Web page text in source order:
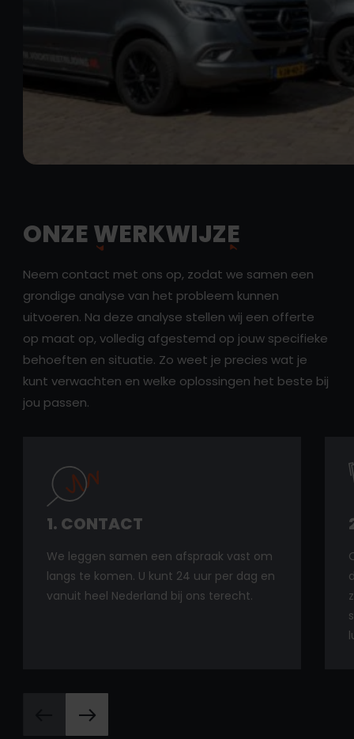
ONZEWERKWIJZE
Neem contact met ons op, zodat we samen een
grondige analyse van het probleem kunnen
uitvoeren. Na deze analyse stellen wij een offerte
op maat op, volledig afgestemd op jouw specifieke
behoeften en situatie. Zo weet je precies wat je
kunt verwachten en welke oplossingen het beste bij
jou passen.
1. CONTACT
We leggen samen een afspraak vast om
langs te komen. U kunt 24 uur per dag en
vanuit heel Nederland bij ons terecht.